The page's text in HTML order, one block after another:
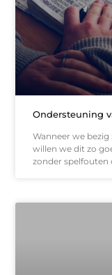
Ondersteuning
Wanneer we
willen we dit zo
zonder